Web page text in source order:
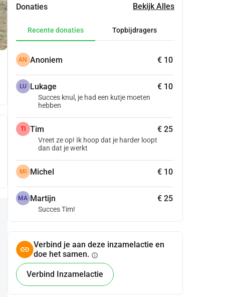
Donaties Bekijk Alles
Recente donaties Topbijdragers
AN Anoniem € 10
LU Lukage € 10
Succes knul, je had een kutje moeten
hebben
TI Tim € 25
Vreet ze op! Ik hoop dat je harder loopt
dan dat je werkt
MI Michel € 10
MA Martijn € 25
Succes Tim!
Verbind je aan deze inzamelactie en
doe het samen. info
Verbind Inzamelactie